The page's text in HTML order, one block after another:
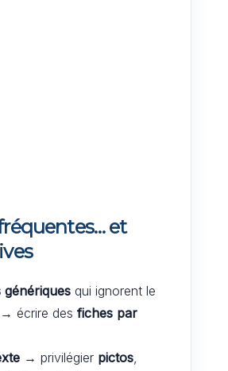
et
génériques qui ignorent le
écrire des fiches par
→ privilégier pictos,